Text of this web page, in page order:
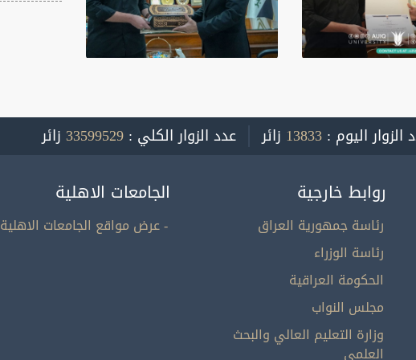
الزوار اليوم : 13833 زائر عدد الزوار الكلي : 33599529 زائر
روابط خارجية
رئاسة جمهورية العراق
رئاسة الوزراء
الحكومة العراقية
مجلس النواب
وزارة التعليم العالي والبحث
العلمي
الجامعات الاهلية
- عرض مواقع الجامعات الاهلية